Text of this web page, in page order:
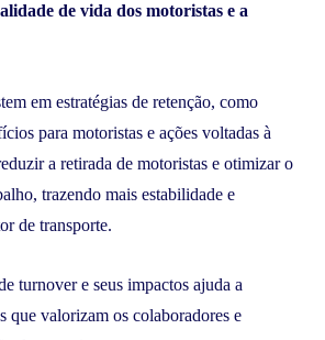
de vida dos motoristas e a
em estratégias de retenção, como
para motoristas e ações voltadas à
a retirada de motoristas e otimizar o
trazendo mais estabilidade e
de transporte.
turnover e seus impactos ajuda a
que valorizam os colaboradores e